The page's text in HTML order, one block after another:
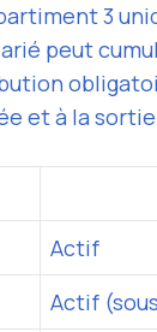
3
peut
et à la
Actif
Actif